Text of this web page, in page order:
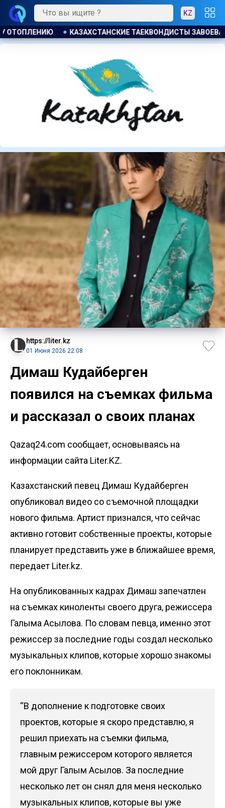
KZ
ЧЕТЫРЕ МЕДАЛИ НА ТУРНИРЕ В ИНДОНЕЗИИ
https://liter.kz
01 Июня 2026 22:08
Димаш Кудайберген
появился на съемках фильма
и рассказал о своих планах
Qazaq24.com сообщает, основываясь на
информации сайта Liter.KZ.
Казахстанский певец Димаш Кудайберген
опубликовал видео со съемочной площадки
нового фильма. Артист признался, что сейчас
активно готовит собственные проекты, которые
планирует представить уже в ближайшее время,
передает Liter.kz.
На опубликованных кадрах Димаш запечатлен
на съемках киноленты своего друга, режиссера
Галыма Асылова. По словам певца, именно этот
режиссер за последние годы создал несколько
музыкальных клипов, которые хорошо знакомы
его поклонникам.
“В дополнение к подготовке своих
проектов, которые я скоро представлю, я
решил приехать на съемки фильма,
главным режиссером которого является
мой друг Галым Асылов. За последние
несколько лет он снял для меня несколько
музыкальных клипов, которые вы уже